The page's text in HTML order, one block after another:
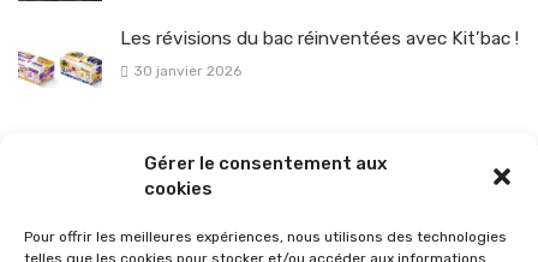
Gérer le consentement aux
cookies
Pour offrir les meilleures expériences, nous utilisons des technologies
telles que les cookies pour stocker et/ou accéder aux informations
Les révisions du bac réinventées avec Kit’bac !
30 janvier 2026